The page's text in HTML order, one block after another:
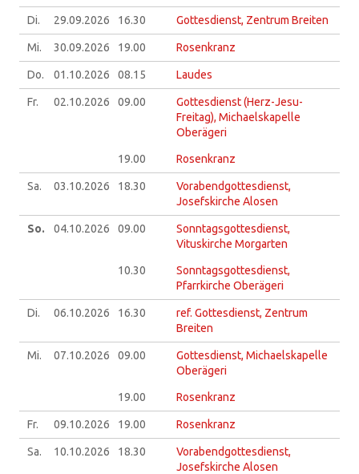
Di. 29.09.2026 16.30 Gottesdienst, Zentrum Breiten
Mi. 30.09.2026 19.00 Rosenkranz
Do. 01.10.2026 08.15 Laudes
Fr. 02.10.2026 09.00
Gottesdienst (Herz-Jesu-
Freitag), Michaelskapelle
Oberägeri
19.00 Rosenkranz
Sa. 03.10.2026 18.30
Vorabendgottesdienst,
Josefskirche Alosen
So. 04.10.2026 09.00
Sonntagsgottesdienst,
Vituskirche Morgarten
10.30
Sonntagsgottesdienst,
Pfarrkirche Oberägeri
Di. 06.10.2026 16.30
ref. Gottesdienst, Zentrum
Breiten
Mi. 07.10.2026 09.00
Gottesdienst, Michaelskapelle
Oberägeri
19.00 Rosenkranz
Fr. 09.10.2026 19.00 Rosenkranz
Sa. 10.10.2026 18.30
Vorabendgottesdienst,
Josefskirche Alosen